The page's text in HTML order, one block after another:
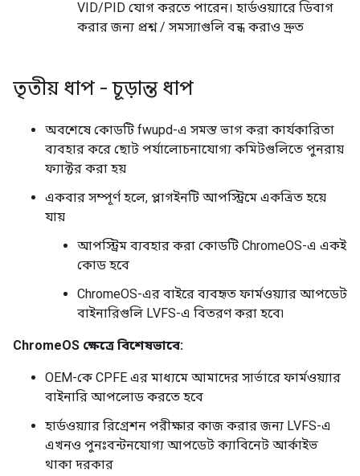
VID/PID যোগ করতে পারেন। হার্ডওয়্যারে ডিবাগ
করার জন্য প্রশ্ন / সমস্যাগুলি বন্ধ করাও দ্রুত
তৃতীয় ধাপ - চূড়ান্ত ধাপ
অবশেষে কোডটি fwupd-এ সমস্ত ভাগ করা কার্যকারিতা
ব্যবহার করে ছোট পর্যালোচনাযোগ্য কমিটগুলিতে পুনরায়
ফ্যাক্টর করা হয়
একবার সম্পূর্ণ হলে, প্লাগইনটি আপস্ট্রিমে একত্রিত হয়ে
যায়
আপস্ট্রিম ব্যবহার করা কোডটি ChromeOS-এ একই
কোড হবে
ChromeOS-এর বাইরে ব্যবহৃত ফার্মওয়্যার আপডেট
বাইনারিগুলি LVFS-এ বিতরণ করা হবে৷
ChromeOS ক্ষেত্রে বিশেষভাবে:
OEM-কে CPFE এর মাধ্যমে আমাদের সার্ভারে ফার্মওয়্যার
বাইনারি আপলোড করতে হবে
হার্ডওয়্যার রিগ্রেশন পরীক্ষার কাজ করার জন্য LVFS-এ
এখনও পুনঃবন্টনযোগ্য আপডেট ক্যাবিনেট আর্কাইভ
থাকা দরকার